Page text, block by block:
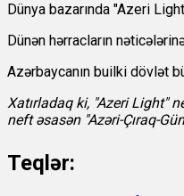
Dünya bazarında "Azeri
Dünən hərracların
Azərbaycanın builki dövlət
Xatırladaq ki, "Azeri Light"
neft əsasən "Azəri-Çıraq-
Teqlər: